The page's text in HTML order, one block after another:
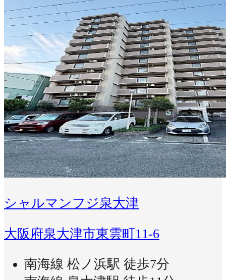
シャルマンフジ泉大津
大阪府泉大津市東雲町11-6
南海線 松ノ浜駅 徒歩7分